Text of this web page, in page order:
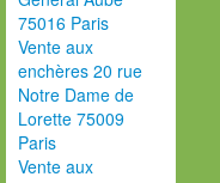
75016 Paris
Vente aux
enchères 20 rue
Notre Dame de
Lorette 75009
Paris
Vente aux